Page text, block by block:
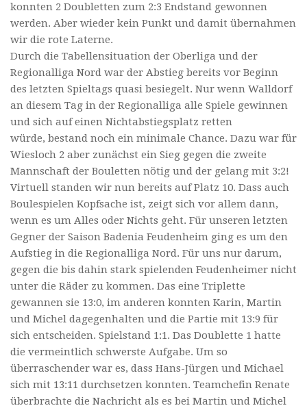
konnten 2 Doubletten zum 2:3 Endstand gewonnen
werden. Aber wieder kein Punkt und damit übernahmen
wir die rote Laterne.
Durch die Tabellensituation der Oberliga und der
Regionalliga Nord war der Abstieg bereits vor Beginn
des letzten Spieltags quasi besiegelt. Nur wenn Walldorf
an diesem Tag in der Regionalliga alle Spiele gewinnen
und sich auf einen Nichtabstiegsplatz retten
würde, bestand noch ein minimale Chance. Dazu war für
Wiesloch 2 aber zunächst ein Sieg gegen die zweite
Mannschaft der Bouletten nötig und der gelang mit 3:2!
Virtuell standen wir nun bereits auf Platz 10. Dass auch
Boulespielen Kopfsache ist, zeigt sich vor allem dann,
wenn es um Alles oder Nichts geht. Für unseren letzten
Gegner der Saison Badenia Feudenheim ging es um den
Aufstieg in die Regionalliga Nord. Für uns nur darum,
gegen die bis dahin stark spielenden Feudenheimer nicht
unter die Räder zu kommen. Das eine Triplette
gewannen sie 13:0, im anderen konnten Karin, Martin
und Michel dagegenhalten und die Partie mit 13:9 für
sich entscheiden. Spielstand 1:1. Das Doublette 1 hatte
die vermeintlich schwerste Aufgabe. Um so
überraschender war es, dass Hans-Jürgen und Michael
sich mit 13:11 durchsetzen konnten. Teamchefin Renate
überbrachte die Nachricht als es bei Martin und Michel